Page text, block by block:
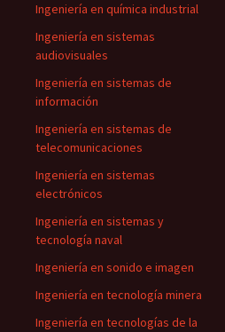
Ingeniería en química industrial
Ingeniería en sistemas
audiovisuales
Ingeniería en sistemas de
información
Ingeniería en sistemas de
telecomunicaciones
Ingeniería en sistemas
electrónicos
Ingeniería en sistemas y
tecnología naval
Ingeniería en sonido e imagen
Ingeniería en tecnología minera
Ingeniería en tecnologías de la